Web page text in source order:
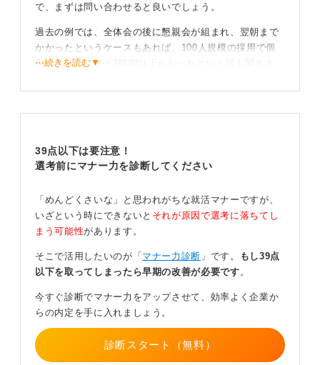
で、まずは問い合わせると良いでしょう。
過去の例では、全体会の後に懇親会が組まれ、翌朝まで
かかったというケースもあれば、100人規模の採用で個
別の面談が続き、3時間以上かかったという話も聞きま
交通費や持ち物も要確認！ 2～4時間を想定しよう
地方から参加する場合に交通費の支給がある場合もあり
ますので、当日の持ち物（印鑑などが必要な場合もあり
大まかな肌感覚として、午後から開始なら16時〜17時頃
（3〜4時間）、午前からならお昼前（2〜3時間）に終わ
るケースはよく聞きます。
0
⋯続きを読む▼
39点以下は要注意！
選考前にマナー力を診断してください
「めんどくさいな」と思われがちな就活マナーですが、
いざという時にできないと それが原因で選考に落ちてし
まう可能性があります。
そこで活用したいのが「 マナー力診断 」です。
もし39点
以下を取ってしまったら早期の改善が必要です 。
今すぐ診断でマナー力をアップさせて、効率よく企業か
らの内定を手に入れましょう。
診断スタート（無料）